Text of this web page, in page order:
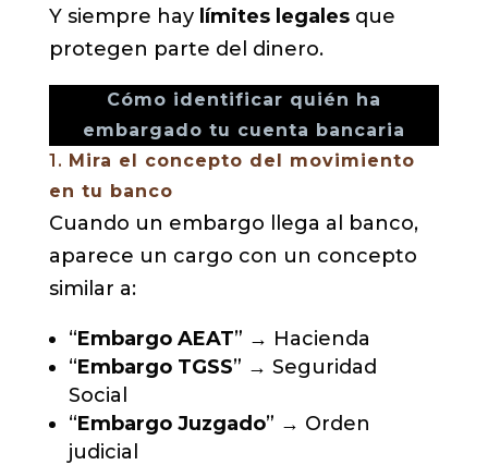
Y siempre hay límites legalesque
protegen parte del dinero.
Cómo identificar quién ha
embargado tu cuenta bancaria
1. Mira el concepto del movimiento
en tu banco
Cuando un embargo llega al banco,
aparece un cargo con un concepto
similar a:
“Embargo AEAT” → Hacienda
“Embargo TGSS” → Seguridad
Social
“Embargo Juzgado” → Orden
judicial